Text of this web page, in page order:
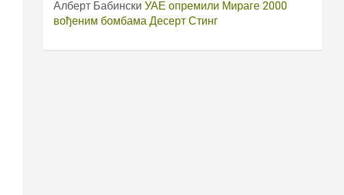
Алберт Бабински УАЕ опремили Мираге 2000
вођеним бомбама Десерт Стинг